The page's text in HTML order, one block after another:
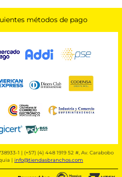
métodos de pago
1 | (+57) (4) 448 1919 52 #, Av. Carabobo
| info@tiendasbranchos.com